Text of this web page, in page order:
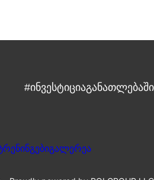
#ინვესტიციაგანათლებაში
გალერეა